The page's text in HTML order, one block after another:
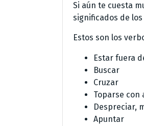
Si aún te cuesta
significados de
Estos son los
Estar fuera
Buscar
Cruzar
Toparse con
Despreciar,
Apuntar